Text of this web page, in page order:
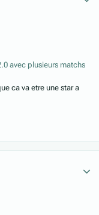
avec plusieurs matchs
ca va etre une star a